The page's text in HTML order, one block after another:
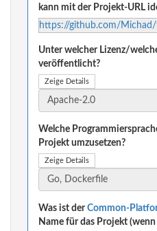
kann mit der Projekt-URL
https://github.com/
Unter welcher Lizenz/
veröffentlicht?
Zeige Details
Welche
Projekt umzusetzen?
Zeige Details
Was ist derCommon-
Name für das Projekt